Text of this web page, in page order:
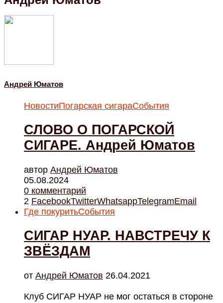
Андрей Юматов
НовостиПогарская сигараСобытия
СЛОВО О ПОГАРСКОЙ
СИГАРЕ. Андрей Юматов
автор Андрей Юматов
05.08.2024
0 комментарий
2 FacebookTwitterWhatsappTelegramEmail
Где покуритьСобытия
СИГАР НУАР. НАВСТРЕЧУ К
ЗВЁЗДАМ
от Андрей Юматов 26.04.2021
Клуб СИГАР НУАР не мог остаться в стороне